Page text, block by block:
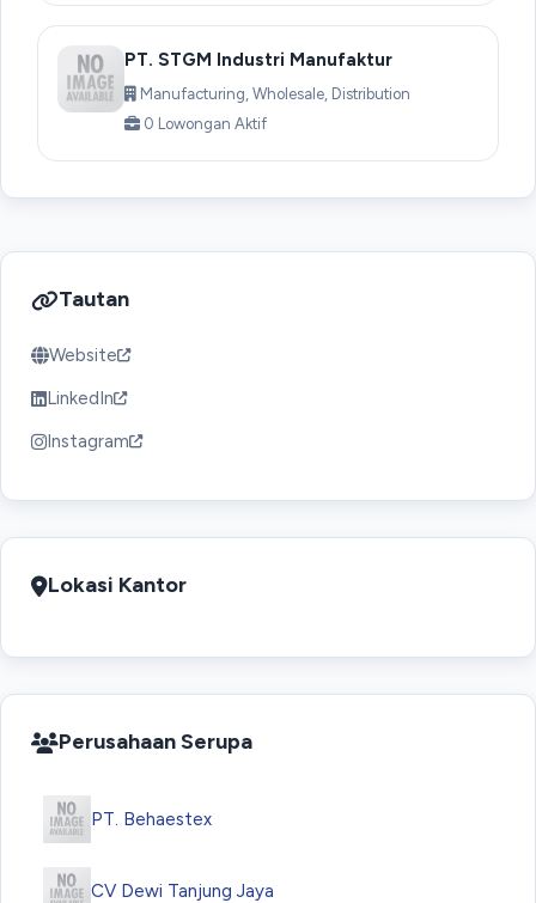
PT. STGM Industri Manufaktur
Manufacturing, Wholesale, Distribution
0 Lowongan Aktif
Tautan
Website
LinkedIn
Instagram
Lokasi Kantor
Perusahaan Serupa
PT. Behaestex
CV Dewi Tanjung Jaya